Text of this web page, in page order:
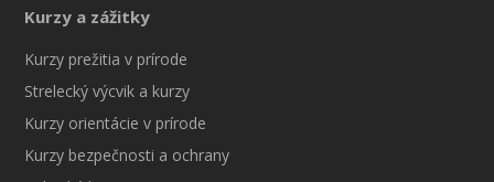
Kurzy a zážitky
Kurzy prežitia v prírode
Strelecký výcvik a kurzy
Kurzy orientácie v prírode
Kurzy bezpečnosti a ochrany